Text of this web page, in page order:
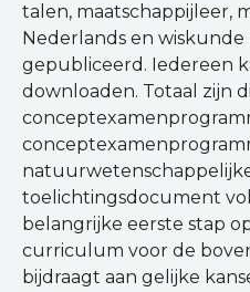
talen, maatschappijleer,
Nederlands en wiskunde
gepubliceerd. Iedereen
downloaden. Totaal zijn
toelichtingsdocument
belangrijke eerste stap
curriculum voor de
bijdraagt aan gelijke